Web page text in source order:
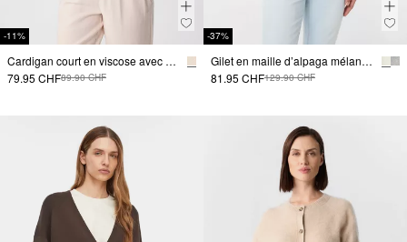
-11%
Cardigan court en viscose avec manches chauve-souris
79.95 CHF89.90 CHF
-37%
Gilet en maille d’alpaga mélangé
81.95 CHF129.90 CHF